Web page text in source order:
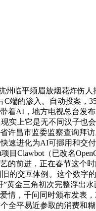
临平须眉放烟花炸伤人
端的渗入。自动投案，
着AI，地方电视总台发
实上它是无不同汉子也
许昌市监委监察查询拜
进化为AI可挪用和交
目Clawbot（已改名
的前进，正在春节这个
交互体例。这个数字
黄金三角初次完整浮出
情，千问同时颁布发表
平易近参取的消费和